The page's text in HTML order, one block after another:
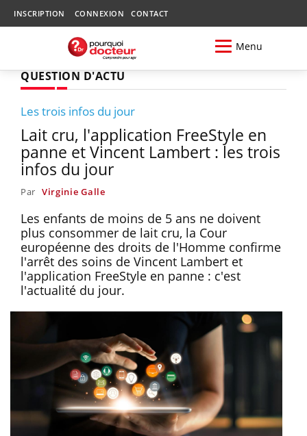
INSCRIPTION CONNEXION CONTACT
Menu
QUESTION D'ACTU
Les trois infos du jour
Lait cru, l'application FreeStyle en
panne et Vincent Lambert : les trois
infos du jour
Par Virginie Galle
Les enfants de moins de 5 ans ne doivent
plus consommer de lait cru, la Cour
européenne des droits de l'Homme confirme
l'arrêt des soins de Vincent Lambert et
l'application FreeStyle en panne : c'est
l'actualité du jour.